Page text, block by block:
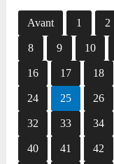
Avant 1 2
8 9 10
16 17 18
24 25 26
32 33 34
40 41 42